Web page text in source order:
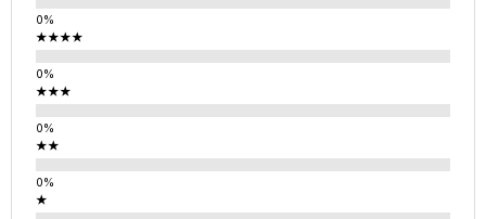
★★★★
★★★
★★
★